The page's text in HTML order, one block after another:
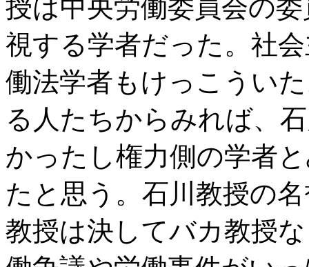
授は中央労働委員会の
視する学者だった。社
働法学者もけっこうい
る人たちからみれば、
かったし権力側の学者
たと思う。石川教授の
教授は決してバカ教授